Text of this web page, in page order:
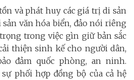
và phát huy các giá trị di sản
văn hóa biển, đảo nói riêng
trong việc gìn giữ bản sắc
thiện sinh kế cho người dân,
đảm quốc phòng, an ninh.
phối hợp đồng bộ của cả hệ